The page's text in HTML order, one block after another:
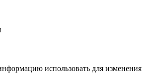
использовать для изменения